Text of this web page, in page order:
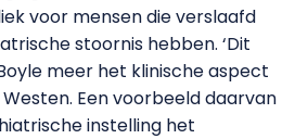
voor mensen die verslaafd
stoornis hebben. ‘Dit
meer het klinische aspect
Westen. Een voorbeeld daarvan
instelling het